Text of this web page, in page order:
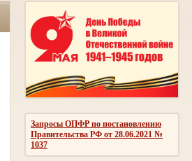
Запросы ОПФР по постановлению
Правительства РФ от 28.06.2021 №
1037